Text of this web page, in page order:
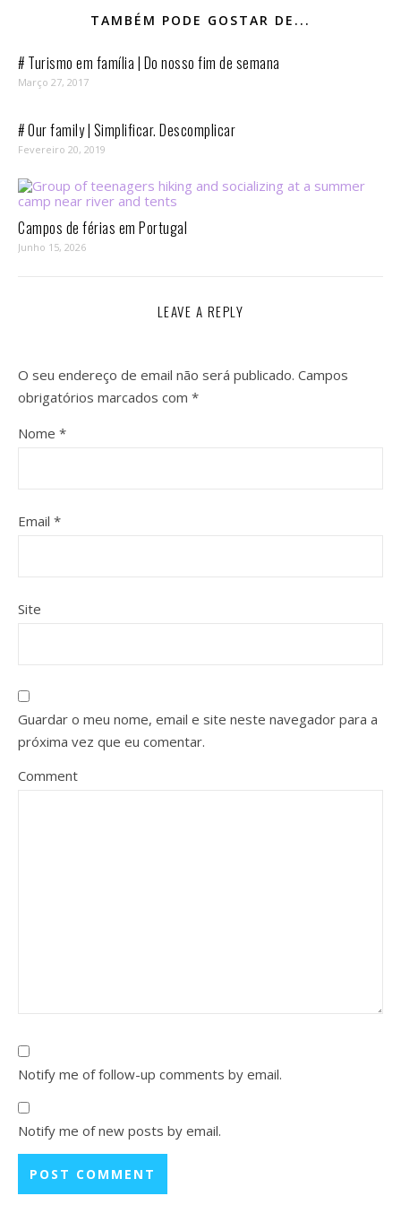
TAMBÉM PODE GOSTAR DE...
# Turismo em família | Do nosso fim de semana
Março 27, 2017
# Our family | Simplificar. Descomplicar
Fevereiro 20, 2019
Campos de férias em Portugal
Junho 15, 2026
LEAVE A REPLY
O seu endereço de email não será publicado. Campos
obrigatórios marcados com *
Nome *
Email *
Site
Guardar o meu nome, email e site neste navegador para a
próxima vez que eu comentar.
Comment
Notify me of follow-up comments by email.
Notify me of new posts by email.